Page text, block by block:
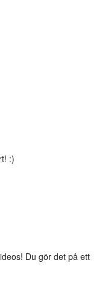
:)
Du gör det på ett